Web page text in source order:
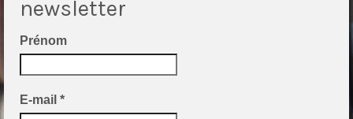
newsletter
Prénom
E-mail *